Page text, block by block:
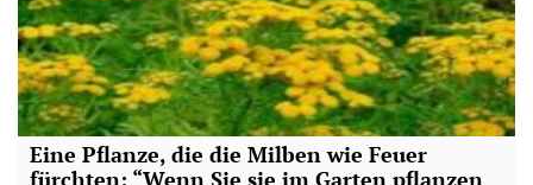
Eine Pflanze, die die Milben wie Feuer
fürchten: “Wenn Sie sie im Garten pflanzen